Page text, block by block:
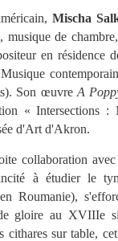
Mischa
de
en résidence
Son œuvre A
« Intersections :
d'Art d'Akron.
collaboration
à étudier le
Roumanie),
gloire au XVIIIe
sur table,